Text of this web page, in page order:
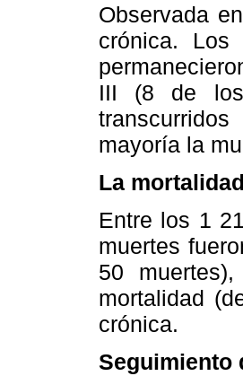
Observada
crónica.
III (8 de
mayoría la
La mortalidad
Entre los 1
muertes
50
mortalidad
crónica.
Seguimiento